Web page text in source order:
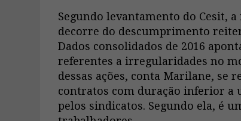
Segundo levantamento do Cesit,
decorre do descumprimento
Dados consolidados de 2016
referentes a irregularidades no
dessas ações, conta Marilane, se
contratos com duração inferior a
pelos sindicatos. Segundo ela, é